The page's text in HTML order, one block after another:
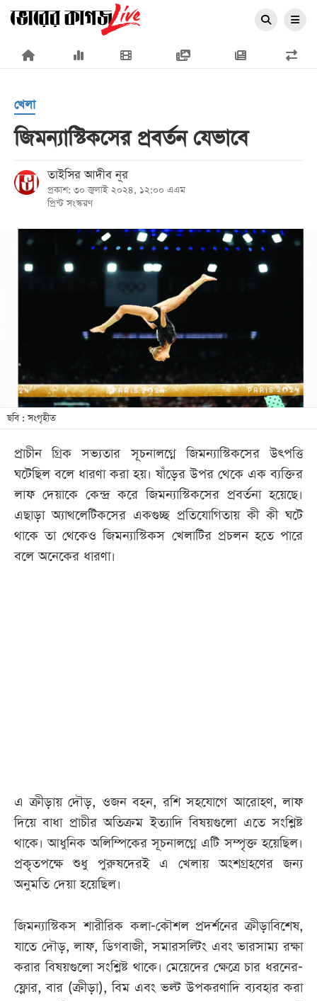
×
প্রচ্ছদ
জাতীয়
রাজনীতি
আন্তর্জাতিক
লাইফ
স্টাইল
শিক্ষা
তথ্যপ্রযুক্তি
সব
বিভাগ
ছবি
খেলা
জিমন্যাস্টিকসের প্রবর্তন যেভাবে
তাইসির আদীব নূর
প্রকাশ: ৩০ জুলাই ২০২৪, ১২:০০ এএম
প্রিন্ট সংস্করণ
ছবি : সংগৃহীত
প্রাচীন গ্রিক সভ্যতার সূচনালগ্নে জিমন্যাস্টিকসের উৎপত্তি
ঘটেছিল বলে ধারণা করা হয়। ষাঁড়ের উপর থেকে এক ব্যক্তির
লাফ দেয়াকে কেন্দ্র করে জিমন্যাস্টিকসের প্রবর্তনা হয়েছে।
এছাড়া অ্যাথলেটিকসের একগুচ্ছ প্রতিযোগিতায় কী কী ঘটে
থাকে তা থেকেও জিমন্যাস্টিকস খেলাটির প্রচলন হতে পারে
বলে অনেকের ধারণা।
এ ক্রীড়ায় দৌড়, ওজন বহন, রশি সহযোগে আরোহণ, লাফ
দিয়ে বাধা প্রাচীর অতিক্রম ইত্যাদি বিষয়গুলো এতে সংশ্লিষ্ট
থাকে। আধুনিক অলিম্পিকের সূচনালগ্নে এটি সম্পৃক্ত হয়েছিল।
প্রকৃতপক্ষে শুধু পুরুষদেরই এ খেলায় অংশগ্রহণের জন্য
অনুমতি দেয়া হয়েছিল।
জিমন্যাস্টিকস শারীরিক কলা-কৌশল প্রদর্শনের ক্রীড়াবিশেষ,
যাতে দৌড়, লাফ, ডিগবাজী, সমারসল্টিং এবং ভারসাম্য রক্ষা
করার বিষয়গুলো সংশ্লিষ্ট থাকে। মেয়েদের ক্ষেত্রে চার ধরনের-
ফ্লোর, বার (ক্রীড়া), বিম এবং ভল্ট উপকরণাদি ব্যবহার করা